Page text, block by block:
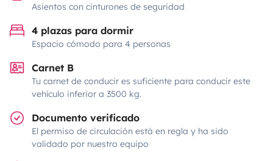
Asientos con cinturones de seguridad
4 plazas para dormir
Espacio cómodo para 4 personas
Carnet B
Tu carnet de conducir es suficiente para conducir este
vehículo inferior a 3500 kg.
Documento verificado
El permiso de circulación está en regla y ha sido
validado por nuestro equipo